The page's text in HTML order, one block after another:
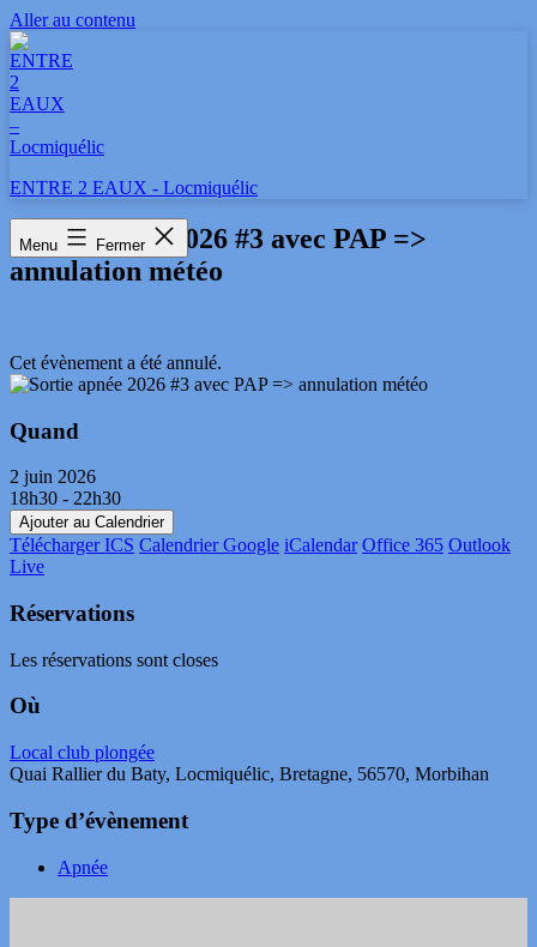
Aller au contenu
ENTRE 2 EAUX - Locmiquélic
Menu Fermer
Sortie apnée 2026 #3 avec PAP =>
annulation météo
Cet évènement a été annulé.
Quand
2 juin 2026
18h30 - 22h30
Ajouter au Calendrier
Télécharger ICS Calendrier Google iCalendar Office 365 Outlook
Live
Réservations
Les réservations sont closes
Où
Local club plongée
Quai Rallier du Baty, Locmiquélic, Bretagne, 56570, Morbihan
Type d’évènement
Apnée